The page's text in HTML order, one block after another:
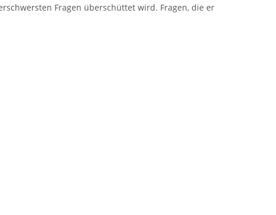
Fragen überschüttet wird. Fragen, die er